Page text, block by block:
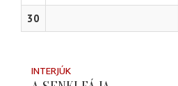
30
INTERJÚK